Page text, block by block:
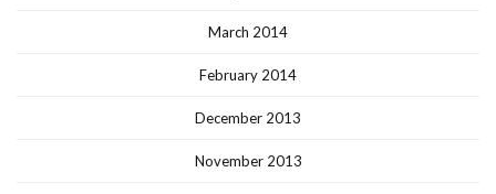
March 2014
February 2014
December 2013
November 2013